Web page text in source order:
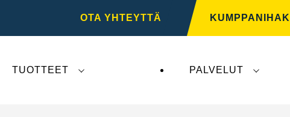
OTA YHTEYTTÄ
TUOTTEET PALVELUT